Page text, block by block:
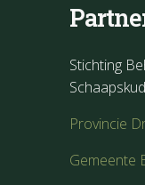
Stichting
Provincie
Gemeente